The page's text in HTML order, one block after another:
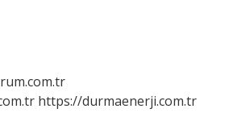
https://durmaenerji.com.tr